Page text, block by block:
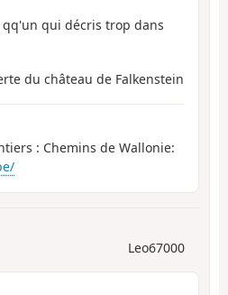
qui décris trop dans
du château de Falkenstein
: Chemins de Wallonie:
Leo67000